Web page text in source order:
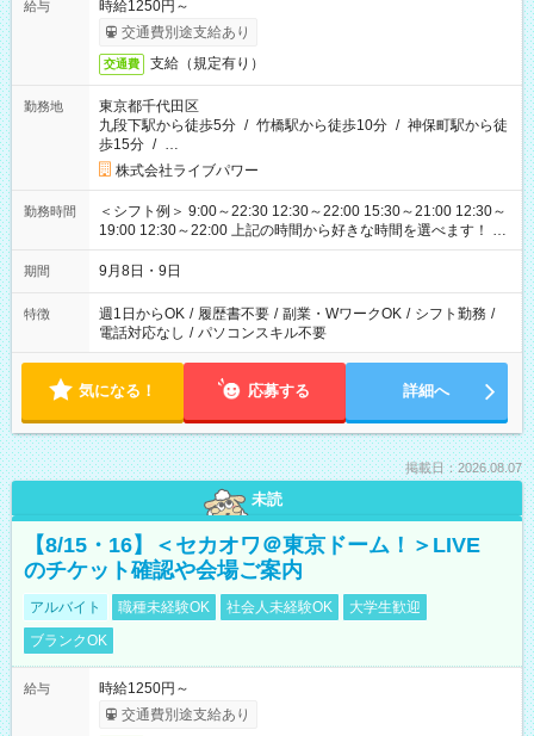
給与
時給1250円～
交通費別途支給あり
交通費 支給（規定有り）
勤務地
東京都千代田区
九段下駅から徒歩5分 / 竹橋駅から徒歩10分 / 神保町駅から徒
歩15分 / …
株式会社ライブパワー
勤務時間
＜シフト例＞ 9:00～22:30 12:30～22:00 15:30～21:00 12:30～
19:00 12:30～22:00 上記の時間から好きな時間を選べます！ ※
時間は変更となる可能性があります
期間 9月8日・9日
特徴 週1日からOK / 履歴書不要 / 副業・WワークOK / シフト勤務 /
電話対応なし / パソコンスキル不要
気になる！ 応募する 詳細へ
掲載日：2026.08.07
未読
【8/15・16】＜セカオワ＠東京ドーム！＞LIVE
のチケット確認や会場ご案内
アルバイト 職種未経験OK 社会人未経験OK
大学生歓迎
ブランクOK
給与
時給1250円～
交通費別途支給あり